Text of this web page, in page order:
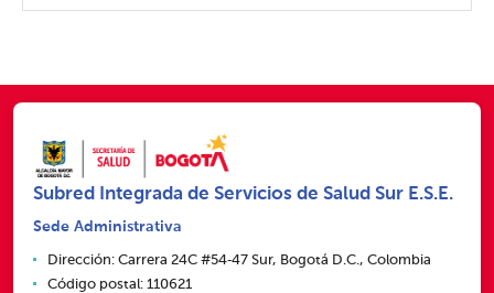
Subred Integrada de Servicios de Salud Sur E.S.E.
Sede Administrativa
Dirección: Carrera 24C #54‑47 Sur, Bogotá D.C., Colombia
Código postal: 110621